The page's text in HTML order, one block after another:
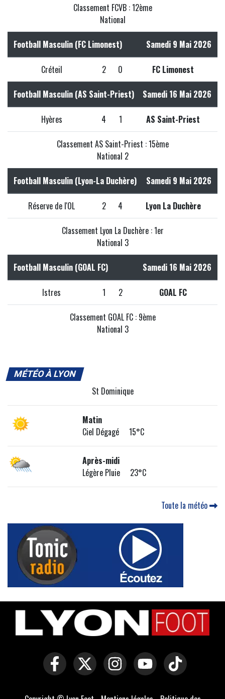
Classement FCVB : 12ème
National
Football Masculin (FC Limonest) Samedi 9 Mai 2026
Créteil 2 0 FC Limonest
Football Masculin (AS Saint-Priest) Samedi 16 Mai 2026
Hyères 4 1 AS Saint-Priest
Classement AS Saint-Priest : 15ème
National 2
Football Masculin (Lyon-La Duchère) Samedi 9 Mai 2026
Réserve de l'OL 2 4 Lyon La Duchère
Classement Lyon La Duchère : 1er
National 3
Football Masculin (GOAL FC) Samedi 16 Mai 2026
Istres 1 2 GOAL FC
Classement GOAL FC : 9ème
National 3
MÉTÉO À LYON
St Dominique
Matin
Ciel Dégagé 15°C
Après-midi
Légère Pluie 23°C
Toute la météo